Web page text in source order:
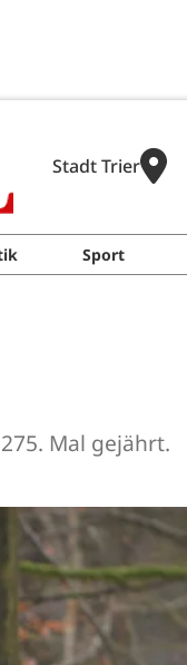
Stadt Trier
Sport
Mal gejährt.